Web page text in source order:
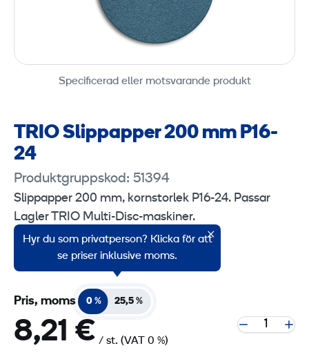
Specificerad eller motsvarande produkt
TRIO Slippapper 200 mm P16-
24
Produktgruppskod: 51394
Slippapper 200 mm, kornstorlek P16-24. Passar
Lagler TRIO Multi-Disc-maskiner.
Försäljningsenhet: 1 styck.
Hyr du som privatperson? Klicka för att
se priser inklusive moms.
Pris, moms 0 % 25,5 %
8,21 € / st. (VAT 0 %)